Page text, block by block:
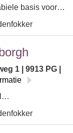
basis voor…
1 | 9913 PG |